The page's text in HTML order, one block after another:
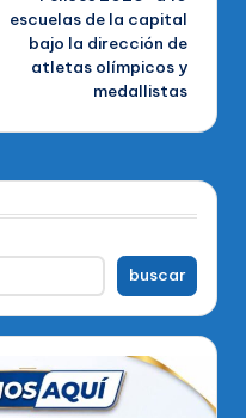
escuelas de la capital
bajo la dirección de
atletas olímpicos y
medallistas
buscar